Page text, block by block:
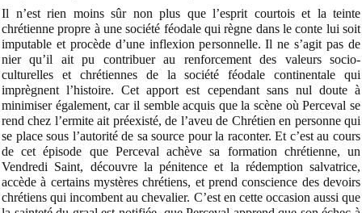
Il n’est rien moins sûr non plus que l’esprit courtois et la teinte
chrétienne propre à une société féodale qui règne dans le conte lui soit
imputable et procède d’une inflexion personnelle. Il ne s’agit pas de
nier qu’il ait pu contribuer au renforcement des valeurs socio-
culturelles et chrétiennes de la société féodale continentale qui
imprègnent l’histoire. Cet apport est cependant sans nul doute à
minimiser également, car il semble acquis que la scène où Perceval se
rend chez l’ermite ait préexisté, de l’aveu de Chrétien en personne qui
se place sous l’autorité de sa source pour la raconter. Et c’est au cours
de cet épisode que Perceval achève sa formation chrétienne, un
Vendredi Saint, découvre la pénitence et la rédemption salvatrice,
accède à certains mystères chrétiens, et prend conscience des devoirs
chrétiens qui incombent au chevalier. C’est en cette occasion aussi que